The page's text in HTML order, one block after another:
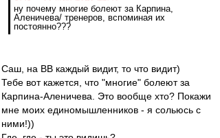
ну почему многие болеют за Карпина,
Аленичева/ тренеров, вспоминая их
постоянно???
Саш, на ВВ каждый видит, то что видит)
Тебе вот кажется, что "многие" болеют за
Карпина-Аленичева. Это вообще хто? Покажи
мне моих единомышленников - я сольюсь с
ними!))